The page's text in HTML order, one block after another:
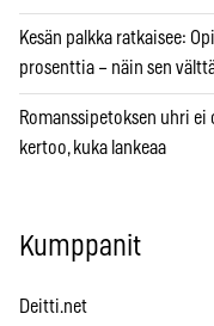
Kesän palkka ratkaisee:
prosenttia – näin sen
Romanssipetoksen uhri
kertoo, kuka lankeaa
Kumppanit
Deitti.net